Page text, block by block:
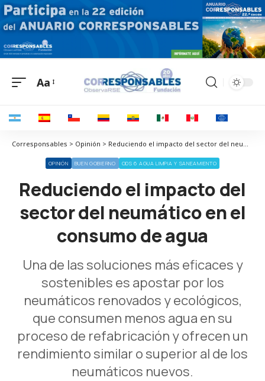
Aa
Corresponsables > Opinión > Reduciendo el impacto del sector del neumático en el consumo de agua
OPINIÓN BUEN GOBIERNO ODS 6 AGUA LIMPIA Y SANEAMIENTO
Reduciendo el impacto del
sector del neumático en el
consumo de agua
Una de las soluciones más eficaces y
sostenibles es apostar por los
neumáticos renovados y ecológicos,
que consumen menos agua en su
proceso de refabricación y ofrecen un
rendimiento similar o superior al de los
neumáticos nuevos.